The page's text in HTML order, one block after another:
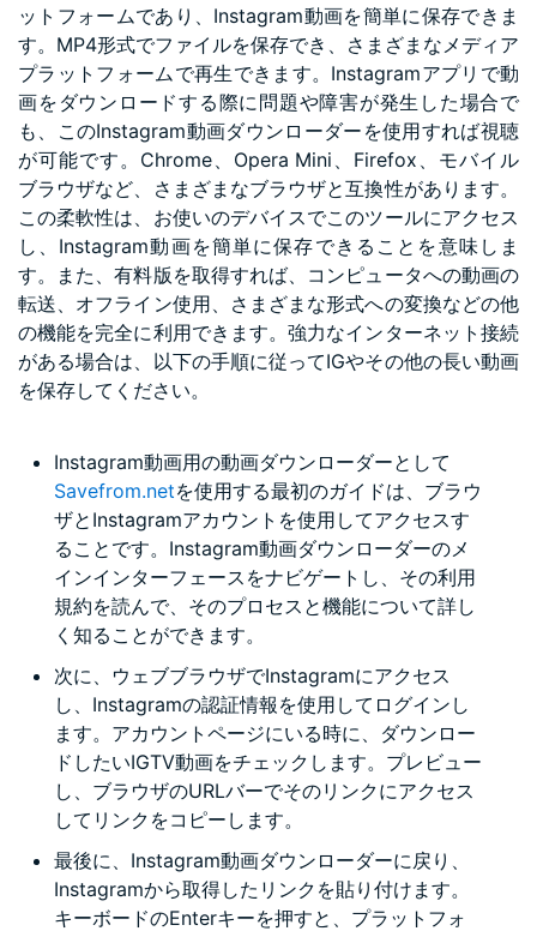
ットフォームであり、Instagram動画を簡単に保存できま
す。MP4形式でファイルを保存でき、さまざまなメディア
プラットフォームで再生できます。Instagramアプリで動
画をダウンロードする際に問題や障害が発生した場合で
も、このInstagram動画ダウンローダーを使用すれば視聴
が可能です。Chrome、Opera Mini、Firefox、モバイル
ブラウザなど、さまざまなブラウザと互換性があります。
この柔軟性は、お使いのデバイスでこのツールにアクセス
し、Instagram動画を簡単に保存できることを意味しま
す。また、有料版を取得すれば、コンピュータへの動画の
転送、オフライン使用、さまざまな形式への変換などの他
の機能を完全に利用できます。強力なインターネット接続
がある場合は、以下の手順に従ってIGやその他の長い動画
を保存してください。
Instagram動画用の動画ダウンローダーとして
Savefrom.netを使用する最初のガイドは、ブラウ
ザとInstagramアカウントを使用してアクセスす
ることです。Instagram動画ダウンローダーのメ
インインターフェースをナビゲートし、その利用
規約を読んで、そのプロセスと機能について詳し
く知ることができます。
次に、ウェブブラウザでInstagramにアクセス
し、Instagramの認証情報を使用してログインし
ます。アカウントページにいる時に、ダウンロー
ドしたいIGTV動画をチェックします。プレビュー
し、ブラウザのURLバーでそのリンクにアクセス
してリンクをコピーします。
最後に、Instagram動画ダウンローダーに戻り、
Instagramから取得したリンクを貼り付けます。
キーボードのEnterキーを押すと、プラットフォ